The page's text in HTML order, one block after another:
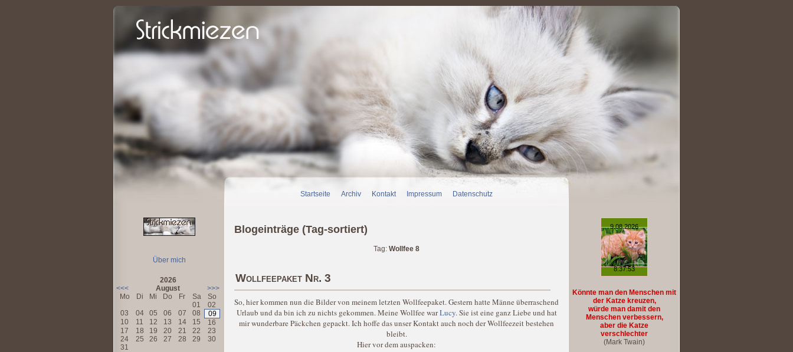
Startseite Archiv Kontakt Impressum Datenschutz
Über mich
2026
<<<
August
>>>
Mo
Di Mi Do Fr Sa
So
01
02
03
04 05 06 07 08
09
10
11 12 13 14 15
16
17
18 19 20 21 22
23
24
25 26 27 28 29
30
31
Blogeinträge (Tag-sortiert)
Tag: Wollfee 8
Wollfeepaket Nr. 3
So, hier kommen nun die Bilder von meinem letzten Wollfeepaket. Gestern hatte Männe überraschend
Urlaub und da bin ich zu nichts gekommen. Meine Wollfee warLucy. Sie ist eine ganz Liebe und hat
mir wunderbare Päckchen gepackt. Ich hoffe das unser Kontakt auch noch der Wollfeezeit bestehen
bleibt.
Hier vor dem auspacken:
Könnte man den Menschen mit
der Katze kreuzen,
würde man damit den
Menschen verbessern,
aber die Katze
verschlechter
(Mark Twain)